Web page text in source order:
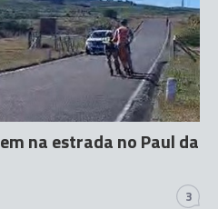
na estrada no Paul da
3